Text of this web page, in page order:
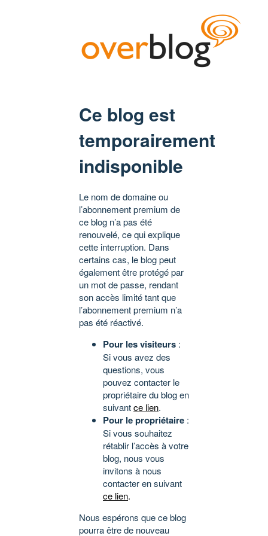
Ce blog est
temporairement
indisponible
Le nom de domaine ou
l’abonnement premium de
ce blog n’a pas été
renouvelé, ce qui explique
cette interruption. Dans
certains cas, le blog peut
également être protégé par
un mot de passe, rendant
son accès limité tant que
l’abonnement premium n’a
pas été réactivé.
Pour les visiteurs :
Si vous avez des
questions, vous
pouvez contacter le
propriétaire du blog en
suivantce lien.
Pour le propriétaire :
Si vous souhaitez
rétablir l’accès à votre
blog, nous vous
invitons à nous
contacter en suivant
ce lien.
Nous espérons que ce blog
pourra être de nouveau